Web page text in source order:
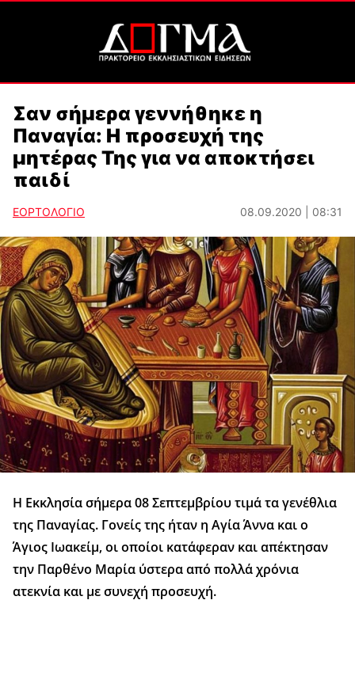
Σαν σήμερα γεννήθηκε η
Παναγία: Η προσευχή της
μητέρας Της για να αποκτήσει
παιδί
ΕΟΡΤΟΛΟΓΙΟ 08.09.2020 | 08:31
Η Εκκλησία σήμερα 08 Σεπτεμβρίου τιμά τα γενέθλια
της Παναγίας. Γονείς της ήταν η Αγία Άννα και ο
Άγιος Ιωακείμ, οι οποίοι κατάφεραν και απέκτησαν
την Παρθένο Μαρία ύστερα από πολλά χρόνια
ατεκνία και με συνεχή προσευχή.